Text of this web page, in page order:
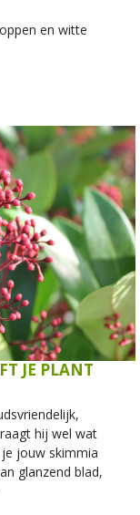
en witte
JE PLANT
hij wel wat
jouw skimmia
glanzend blad,